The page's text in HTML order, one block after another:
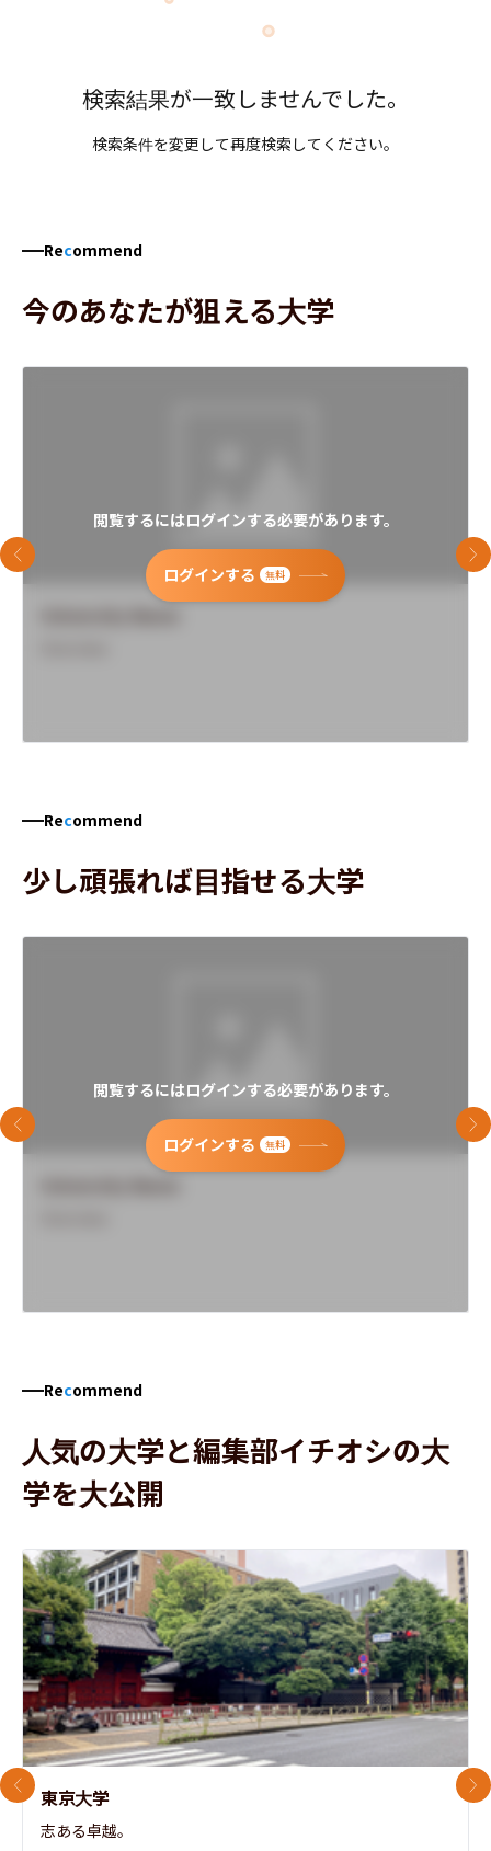
検索結果が一致しませんでした。
検索条件を変更して再度検索してください。
Recommend
今のあなたが狙える大学
閲覧するにはログインする必要があります。
ログインする 無料
前のスライド 次
Recommend
少し頑張れば目指せる大学
閲覧するにはログインする必要があります。
ログインする 無料
前のスライド 次
Recommend
人気の大学と編集部イチオシの大
学を大公開
東京大学
志ある卓越。
前のスライド 次